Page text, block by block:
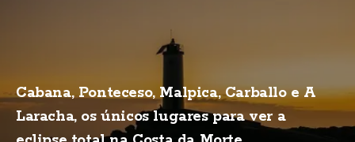
Cabana, Ponteceso, Malpica, Carballo e A
Laracha, os únicos lugares para ver a